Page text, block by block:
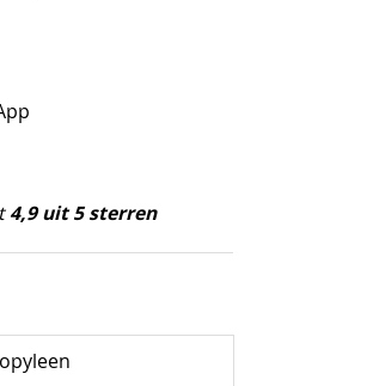
4,9 uit 5 sterren